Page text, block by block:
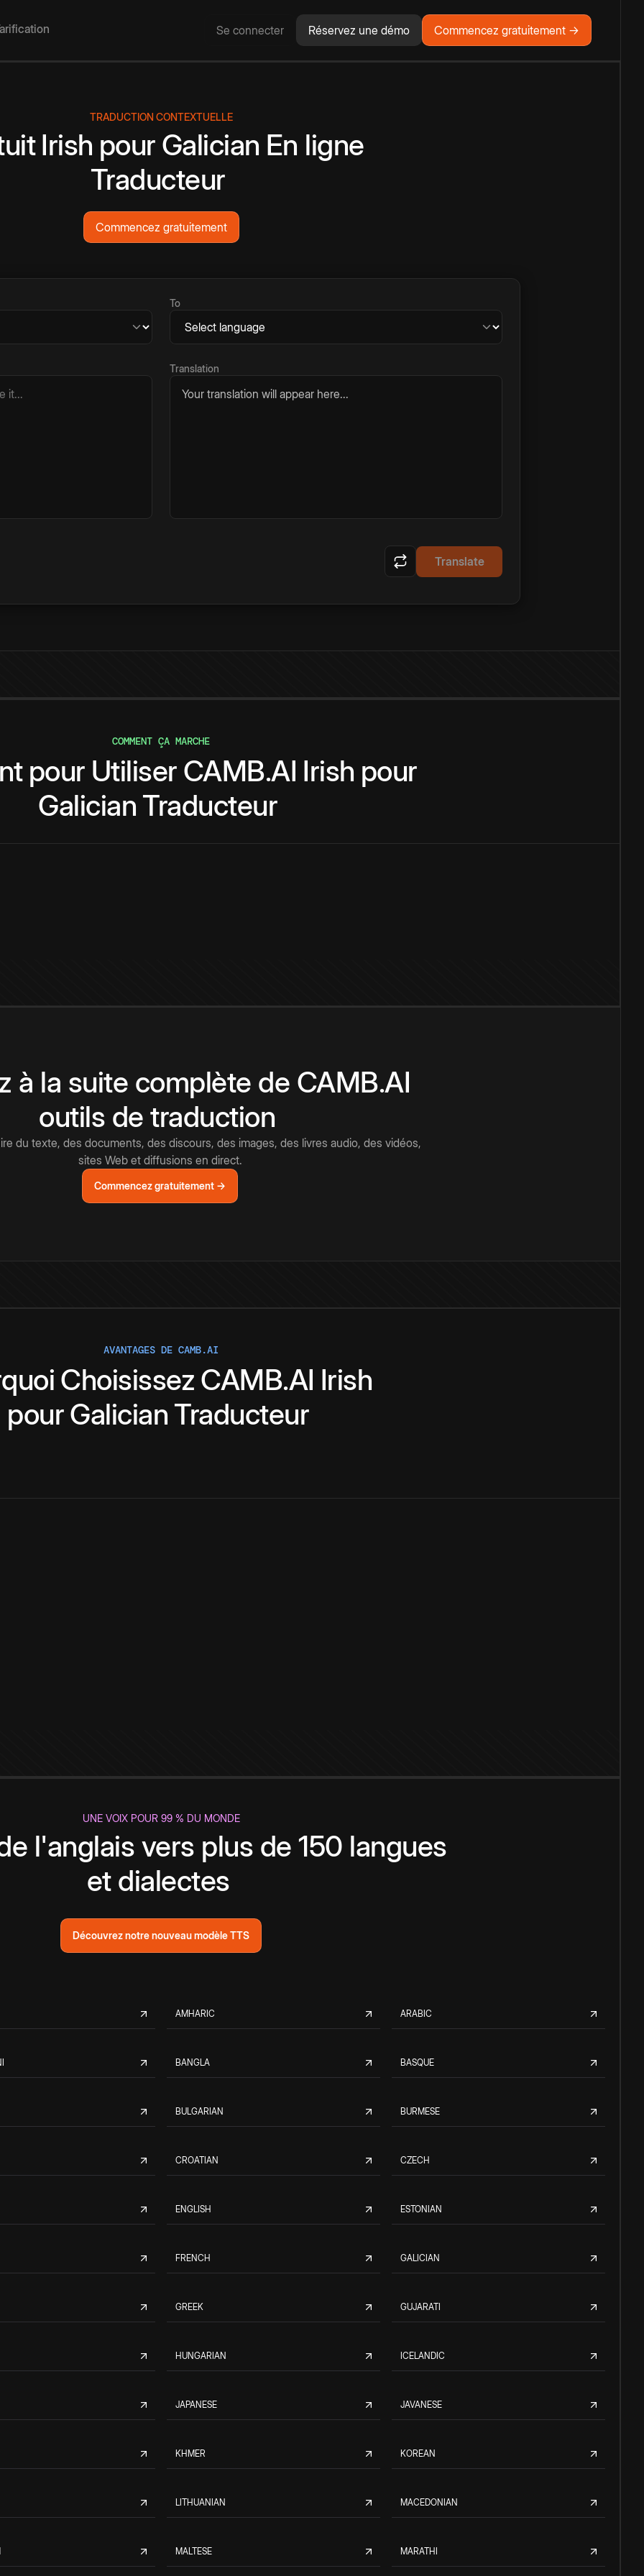
Se connecter Réservez une démo Commencez gratuitement →
TRADUCTION CONTEXTUELLE
Irish pour Galician En ligne
Traducteur
Commencez gratuitement
To
Translation
Your translation will appear here...
Translate
COMMENT ÇA MARCHE
pour Utiliser CAMB.AI Irish pour
Galician Traducteur
à la suite complète de CAMB.AI
outils de traduction
du texte, des documents, des discours, des images, des livres audio, des vidéos,
sites Web et diffusions en direct.
Commencez gratuitement →
AVANTAGES DE CAMB.AI
Choisissez CAMB.AI Irish
pourGalician Traducteur
UNE VOIX POUR 99 % DU MONDE
l'anglais vers plus de 150 langues
et dialectes
Découvrez notre nouveau modèle TTS
AMHARIC ARABIC
BANGLA BASQUE
BULGARIAN BURMESE
CROATIAN CZECH
ENGLISH ESTONIAN
FRENCH GALICIAN
GREEK GUJARATI
HUNGARIAN ICELANDIC
JAPANESE JAVANESE
KHMER KOREAN
LITHUANIAN MACEDONIAN
MALTESE MARATHI